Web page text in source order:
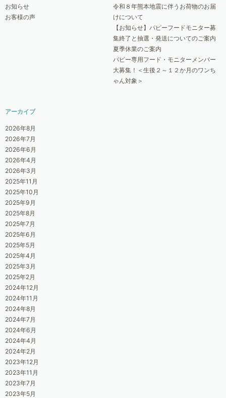
お知らせ
お客様の声
令和８年熊本地震に伴うお荷物のお届
けについて
【お知らせ】パピーフードモニター募
集終了と抽選・発送についてのご案内
夏季休業のご案内
パピー専用フード・モニターメンバー
大募集！＜生後２～１２か月のワンち
ゃん対象＞
アーカイブ
2026年8月
2026年7月
2026年6月
2026年4月
2026年3月
2025年11月
2025年10月
2025年9月
2025年8月
2025年7月
2025年6月
2025年5月
2025年4月
2025年3月
2025年2月
2024年12月
2024年11月
2024年8月
2024年7月
2024年6月
2024年4月
2024年2月
2023年12月
2023年11月
2023年7月
2023年5月